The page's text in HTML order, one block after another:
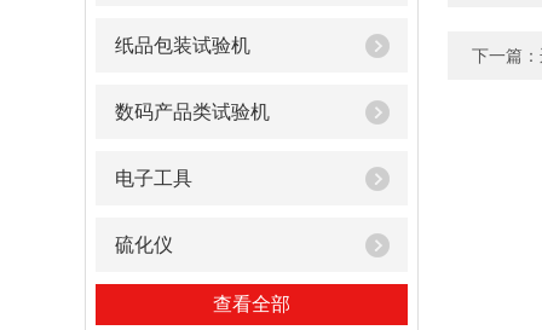
纸品包装试验机
数码产品类试验机
电子工具
硫化仪
查看全部
下一篇：